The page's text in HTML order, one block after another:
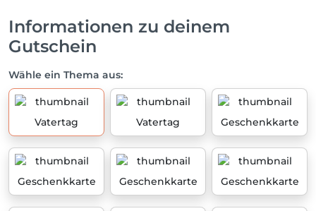
Informationen zu deinem
Gutschein
Wähle ein Thema aus:
Vatertag Vatertag Geschenkkarte
Geschenkkarte Geschenkkarte Geschenkkarte